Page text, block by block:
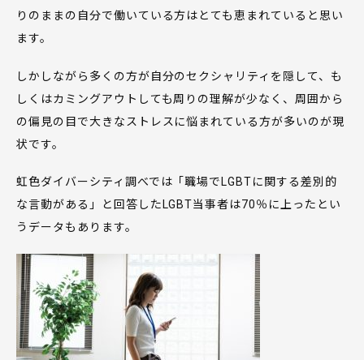
りのままの自分で働いている方はとても恵まれていると思い
ます。
しかしながら多くの方が自分のセクシャリティを隠して、も
しくはカミングアウトしても周りの理解が少なく、周囲から
の偏見の目で大きなストレスに悩まれている方が多いのが現
状です。
虹色ダイバーシティ調べでは「職場でLGBTに関する差別的
な言動がある」と回答したLGBT当事者は70％に上ったとい
うデータもあります。